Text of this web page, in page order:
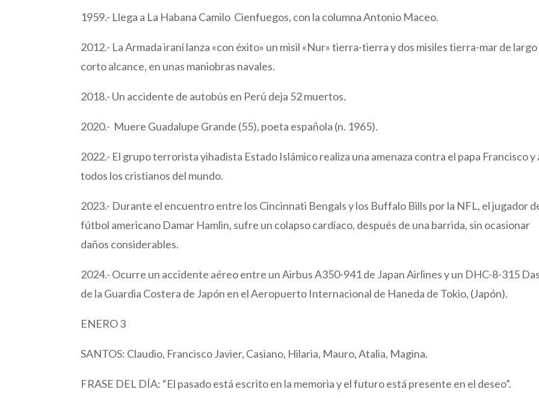
1959.- Llega a La Habana Camilo Cienfuegos, con la columna Antonio Maceo.
2012.- La Armada iraní lanza «con éxito» un misil «Nur» tierra-tierra y dos misiles tierra-mar de largo
corto alcance, en unas maniobras navales.
2018.- Un accidente de autobús en Perú deja 52 muertos.
2020.- Muere Guadalupe Grande (55), poeta española (n. 1965).
2022.- El grupo terrorista yihadista Estado Islámico realiza una amenaza contra el papa Francisco y
todos los cristianos del mundo.
2023.- Durante el encuentro entre los Cincinnati Bengals y los Buffalo Bills por la NFL, el jugador
fútbol americano Damar Hamlin, sufre un colapso cardíaco, después de una barrida, sin ocasionar
daños considerables.
2024.- Ocurre un accidente aéreo entre un Airbus A350-941 de Japan Airlines y un DHC-8-315
de la Guardia Costera de Japón en el Aeropuerto Internacional de Haneda de Tokio, (Japón).
ENERO 3
SANTOS: Claudio, Francisco Javier, Casiano, Hilaria, Mauro, Atalia, Magina.
FRASE DEL DÍA: “El pasado está escrito en la memoria y el futuro está presente en el deseo”.